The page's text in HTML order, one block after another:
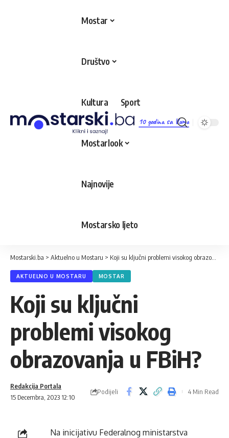
10 godina sa Vama
Mostar
Društvo
Kultura Sport
Mostarlook
Najnovije
Mostarsko ljeto
Mostarski.ba > Aktuelno u Mostaru > Koji su ključni problemi visokog obrazovanja u FBiH?
AKTUELNO U MOSTARU MOSTAR
Koji su ključni
problemi visokog
obrazovanja u FBiH?
15 Decembra, 2023 12:10
Redakcija Portala
Podijeli 4 Min Read
Na inicijativu Federalnog ministarstva